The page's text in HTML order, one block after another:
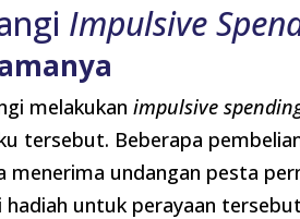
Impulsive
melakukanimpulsive
tersebut. Beberapa
menerima undangan pesta
untuk perayaan